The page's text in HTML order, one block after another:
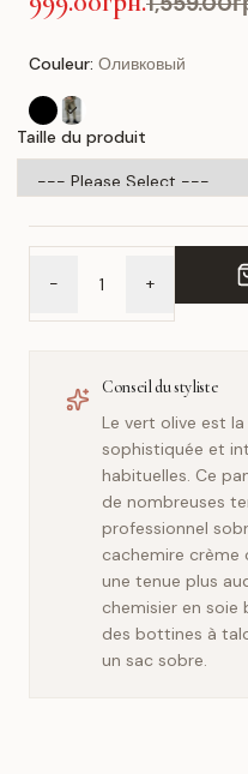
Couleur: Оливковый
Taille du produit
- +
Conseil du styliste
Le vert olive est
sophistiquée et
habituelles. Ce
de nombreuses
professionnel
cachemire crème
une tenue plus
chemisier en
des bottines à
un sac sobre.